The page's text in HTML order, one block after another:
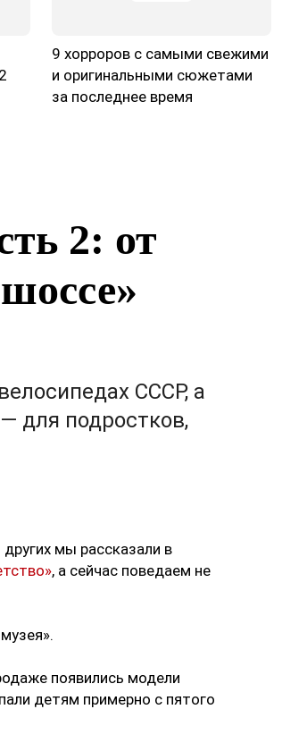
9 хорроров с самыми свежими
и оригинальными сюжетами
за последнее время
2: от
СССР, а
для подростков,
мы рассказали в
, а сейчас поведаем не
появились модели
детям примерно с пятого